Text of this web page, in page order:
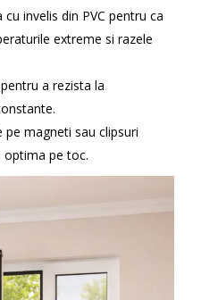
invelis din PVC pentru ca
extreme si razele
a rezista la
pe magneti sau clipsuri
optima pe toc.